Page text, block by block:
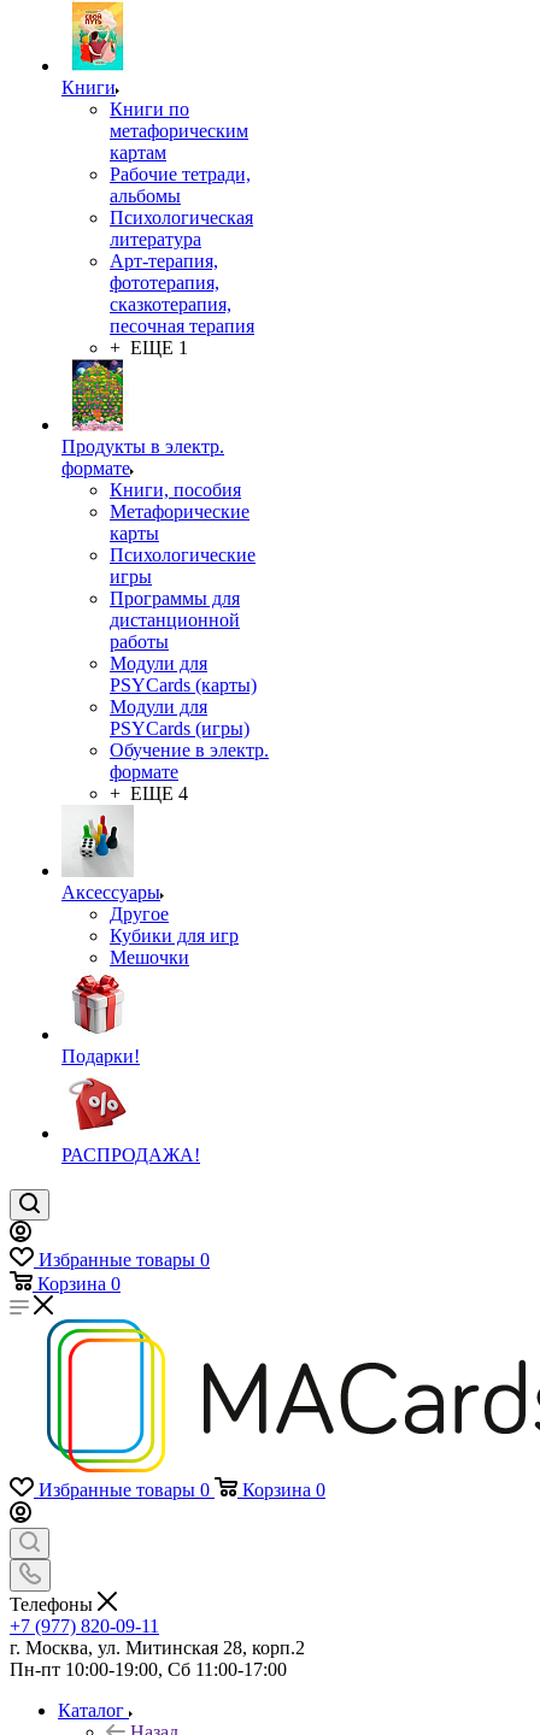
Книги
Книги по
метафорическим
картам
Рабочие тетради,
альбомы
Психологическая
литература
Арт-терапия,
фототерапия,
сказкотерапия,
песочная терапия
+ ЕЩЕ 1
Продукты в электр.
формате
Книги, пособия
Метафорические
карты
Психологические
игры
Программы для
дистанционной
работы
Модули для
PSYCards (карты)
Модули для
PSYCards (игры)
Обучение в электр.
формате
+ ЕЩЕ 4
Аксессуары
Другое
Кубики для игр
Мешочки
Подарки!
РАСПРОДАЖА!
Избранные товары 0
Корзина 0
Избранные товары 0 Корзина 0
Телефоны
+7 (977) 820-09-11
г. Москва, ул. Митинская 28, корп.2
Пн-пт 10:00-19:00, Сб 11:00-17:00
Каталог